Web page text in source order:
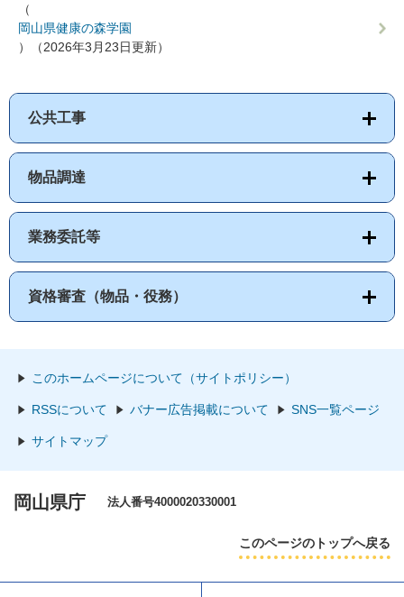
（
岡山県健康の森学園
）
（2026年3月23日更新）
公共工事
物品調達
業務委託等
資格審査（物品・役務）
このホームページについて（サイトポリシー）
RSSについて バナー広告掲載について SNS一覧ページ
サイトマップ
岡山県庁 法人番号4000020330001
このページのトップへ戻る